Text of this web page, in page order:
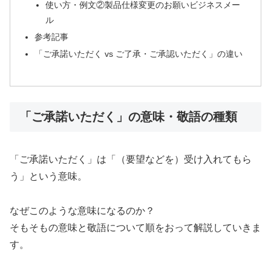
使い方・例文②製品仕様変更のお願いビジネスメー
ル
参考記事
「ご承諾いただく vs ご了承・ご承認いただく」の違い
「ご承諾いただく」の意味・敬語の種類
「ご承諾いただく」は「（要望などを）受け入れてもら
う」という意味。
なぜこのような意味になるのか？
そもそもの意味と敬語について順をおって解説していきま
す。